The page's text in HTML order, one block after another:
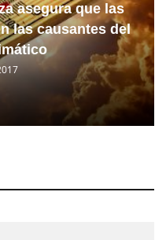
asegura que las
las causantes del